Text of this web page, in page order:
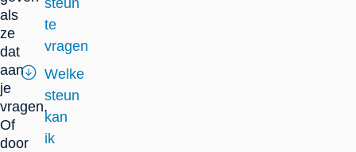
als
ze
dat
aan
je
vragen.
Of
door
steun
te
vragen
Welke
steun
kan
ik